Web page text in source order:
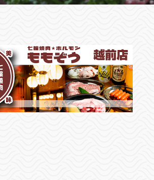
zyl7102w
〜0:00
2:30
23:00
1火曜